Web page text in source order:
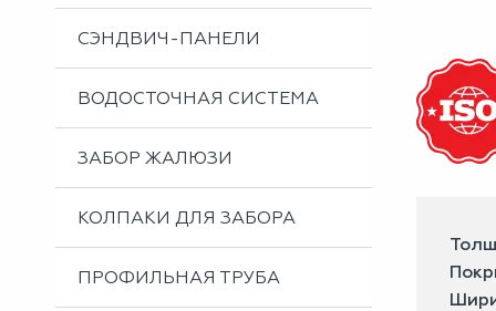
СЭНДВИЧ-ПАНЕЛИ
ВОДОСТОЧНАЯ СИСТЕМА
ЗАБОР ЖАЛЮЗИ
КОЛПАКИ ДЛЯ ЗАБОРА
ПРОФИЛЬНАЯ ТРУБА